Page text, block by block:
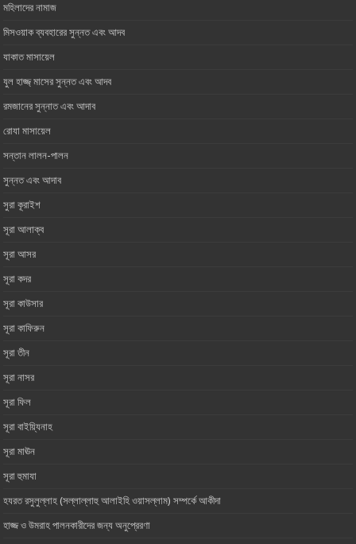
মহিলাদের নামাজ
মিসওয়াক ব্যবহারের সুন্নত এবং আদব
যাকাত মাসায়েল
যুল হাজ্জ্ মাসের সুন্নত এবং আদব
রমজানের সুন্নাত এবং আদাব
রোযা মাসায়েল
সন্তান লালন-পালন
সুন্নত এবং আদাব
সুরা কূরাইশ
সূরা আলাক্ব
সূরা কদর
সূরা কাউসার
সূরা কাফিরুন
সূরা তীন
সূরা নাসর
সূরা ফিল
সূরা বাইয়্যিনাহ
সূরা হুমাযা
হযরত রসুলুল্লাহ (সল্লাল্লাহু আলাইহি ওয়াসল্লাম) সম্পর্কে আকীদা
হাজ্জ ও উমরাহ পালনকারীদের জন্য অনুপ্রেরণা